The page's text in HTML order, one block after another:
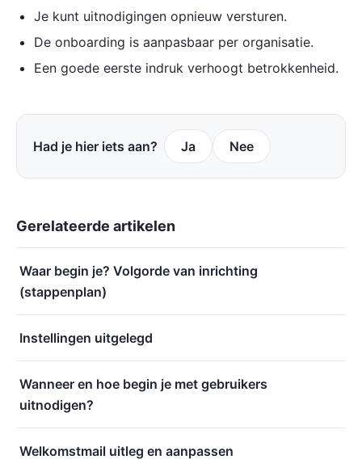
Je kunt uitnodigingen opnieuw versturen.
De onboarding is aanpasbaar per organisatie.
Een goede eerste indruk verhoogt betrokkenheid.
Had je hier iets aan? Ja Nee
Gerelateerde artikelen
Waar begin je? Volgorde van inrichting
(stappenplan)
Instellingen uitgelegd
Wanneer en hoe begin je met gebruikers
uitnodigen?
Welkomstmail uitleg en aanpassen